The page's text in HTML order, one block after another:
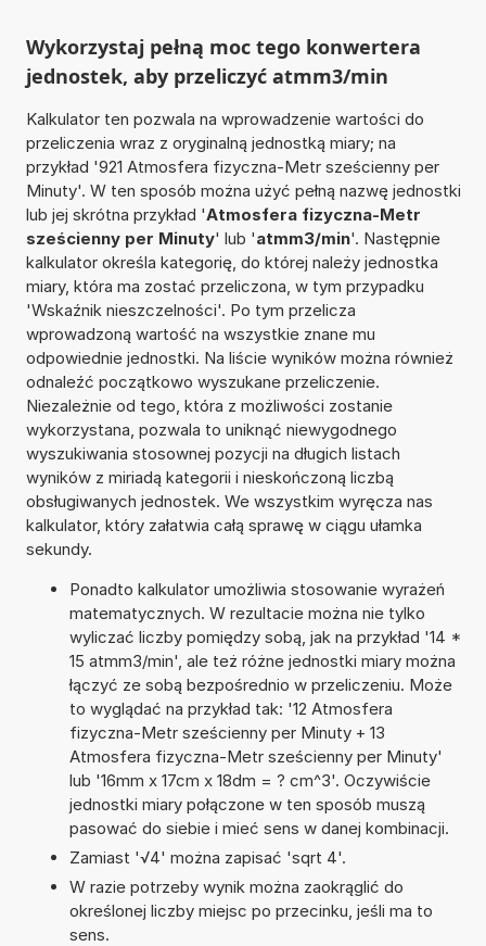
Wykorzystaj pełną moc tego konwertera
jednostek, aby przeliczyć atmm3/min
Kalkulator ten pozwala na wprowadzenie wartości do
przeliczenia wraz z oryginalną jednostką miary; na
przykład '921 Atmosfera fizyczna-Metr sześcienny per
Minuty'. W ten sposób można użyć pełną nazwę jednostki
lub jej skrótna przykład 'Atmosfera fizyczna-Metr
sześcienny per Minuty' lub 'atmm3/min'. Następnie
kalkulator określa kategorię, do której należy jednostka
miary, która ma zostać przeliczona, w tym przypadku
'Wskaźnik nieszczelności'. Po tym przelicza
wprowadzoną wartość na wszystkie znane mu
odpowiednie jednostki. Na liście wyników można również
odnaleźć początkowo wyszukane przeliczenie.
Niezależnie od tego, która z możliwości zostanie
wykorzystana, pozwala to uniknąć niewygodnego
wyszukiwania stosownej pozycji na długich listach
wyników z miriadą kategorii i nieskończoną liczbą
obsługiwanych jednostek. We wszystkim wyręcza nas
kalkulator, który załatwia całą sprawę w ciągu ułamka
sekundy.
Ponadto kalkulator umożliwia stosowanie wyrażeń
matematycznych. W rezultacie można nie tylko
wyliczać liczby pomiędzy sobą, jak na przykład '14 *
15 atmm3/min', ale też różne jednostki miary można
łączyć ze sobą bezpośrednio w przeliczeniu. Może
to wyglądać na przykład tak: '12 Atmosfera
fizyczna-Metr sześcienny per Minuty + 13
Atmosfera fizyczna-Metr sześcienny per Minuty'
lub '16mm x 17cm x 18dm = ? cm^3'. Oczywiście
jednostki miary połączone w ten sposób muszą
pasować do siebie i mieć sens w danej kombinacji.
Zamiast '√4' można zapisać 'sqrt 4'.
W razie potrzeby wynik można zaokrąglić do
określonej liczby miejsc po przecinku, jeśli ma to
sens.